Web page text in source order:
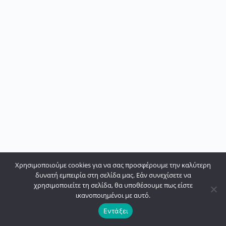
Χρησιμοποιούμε cookies για να σας προσφέρουμε την καλύτερη
δυνατή εμπειρία στη σελίδα μας. Εάν συνεχίσετε να
χρησιμοποιείτε τη σελίδα, θα υποθέσουμε πως είστε
ικανοποιημένοι με αυτό.
Εντάξει